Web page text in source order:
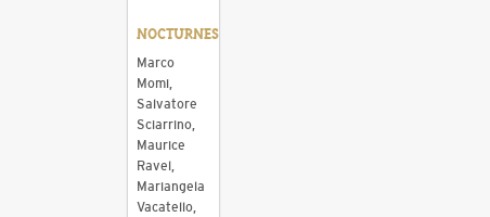
NOCTURNES
Marco
Momi,
Salvatore
Sciarrino,
Maurice
Ravel,
Mariangela
Vacatello,